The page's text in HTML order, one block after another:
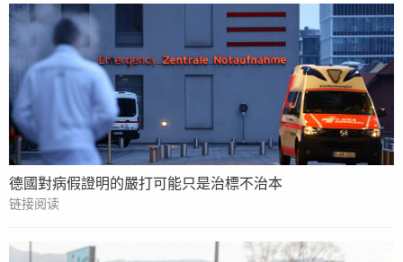
德國對病假證明的嚴打可能只是治標不治本
链接阅读